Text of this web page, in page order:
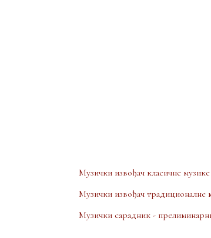
Музички извођач класичне
Музички извођач традиционалне
Музички сарадник -